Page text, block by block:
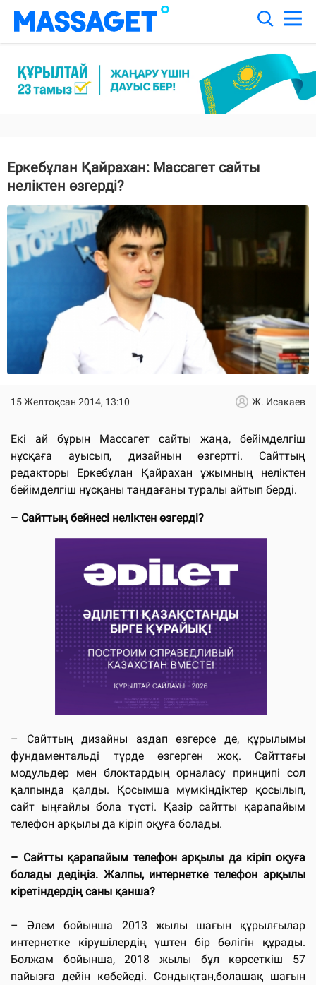
Еркебұлан Қайрахан: Массагет сайты
неліктен өзгерді?
15 Желтоқсан 2014, 13:10 Ж. Исакаев
Екі ай бұрын Массагет сайты жаңа, бейімделгіш
нұсқаға ауысып, дизайнын өзгертті. Сайттың
редакторы Еркебұлан Қайрахан ұжымның неліктен
бейімделгіш нұсқаны таңдағаны туралы айтып берді.
– Сайттың бейнесі неліктен өзгерді?
– Сайттың дизайны аздап өзгерсе де, құрылымы
фундаментальді түрде өзгерген жоқ. Сайттағы
модульдер мен блоктардың орналасу принципі сол
қалпында қалды. Қосымша мүмкіндіктер қосылып,
сайт ыңғайлы бола түсті. Қазір сайтты қарапайым
телефон арқылы да кіріп оқуға болады.
– Сайтты қарапайым телефон арқылы да кіріп оқуға
болады дедіңіз. Жалпы, интернетке телефон арқылы
кіретіндердің саны қанша?
– Әлем бойынша 2013 жылы шағын құрылғылар
интернетке кірушілердің үштен бір бөлігін құрады.
Болжам бойынша, 2018 жылы бұл көрсеткіш 57
пайызға дейін көбейеді. Сондықтан,болашақ шағын